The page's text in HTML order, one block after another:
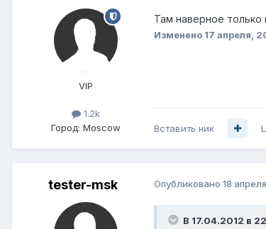
VIP
1.2k
Город: Moscow
Там наверное только
Изменено 17 апреля,
Вставить ник
tester-msk Опубликовано 18
В 17.04.2012 в